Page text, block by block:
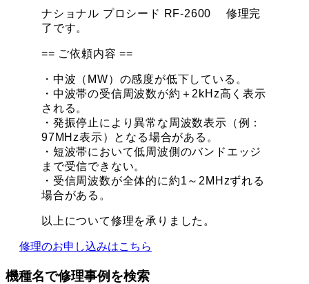
ナショナル プロシード RF-2600 修理完
了です。
== ご依頼内容 ==
・中波（MW）の感度が低下している。
・中波帯の受信周波数が約＋2kHz高く表示
される。
・発振停止により異常な周波数表示（例：
97MHz表示）となる場合がある。
・短波帯において低周波側のバンドエッジ
まで受信できない。
・受信周波数が全体的に約1～2MHzずれる
場合がある。
以上について修理を承りました。
修理のお申し込みはこちら
機種名で修理事例を検索